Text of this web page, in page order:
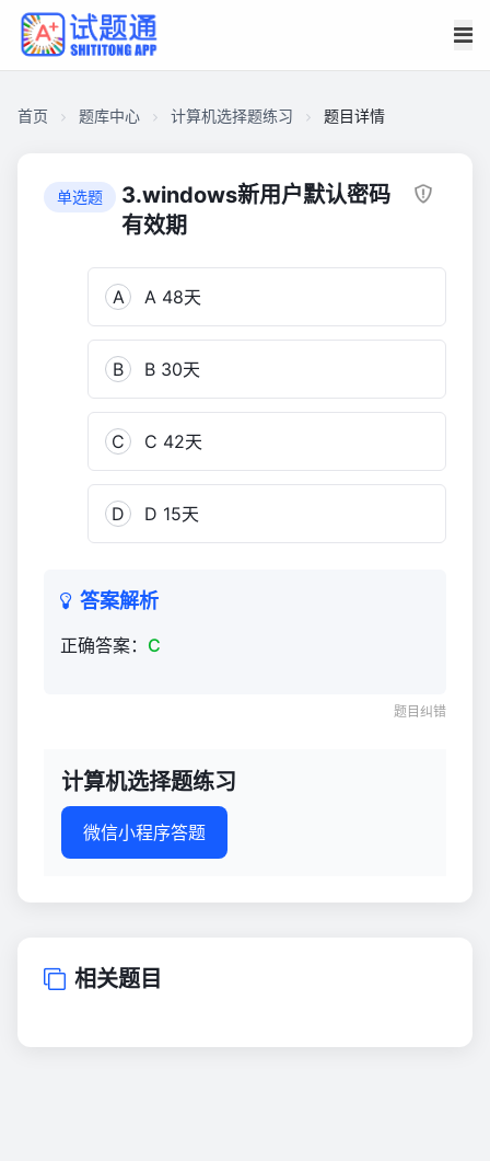
首页 题库中心 计算机选择题练习 题目详情
单选题
3.windows新用户默认密码
有效期
A A 48天
B B 30天
C C 42天
D D 15天
答案解析
正确答案： C
题目纠错
计算机选择题练习
微信小程序答题
相关题目